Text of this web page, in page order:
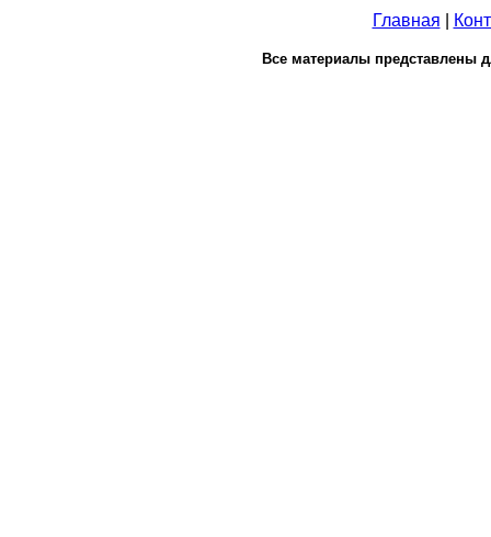
Главная
Все материалы представлены